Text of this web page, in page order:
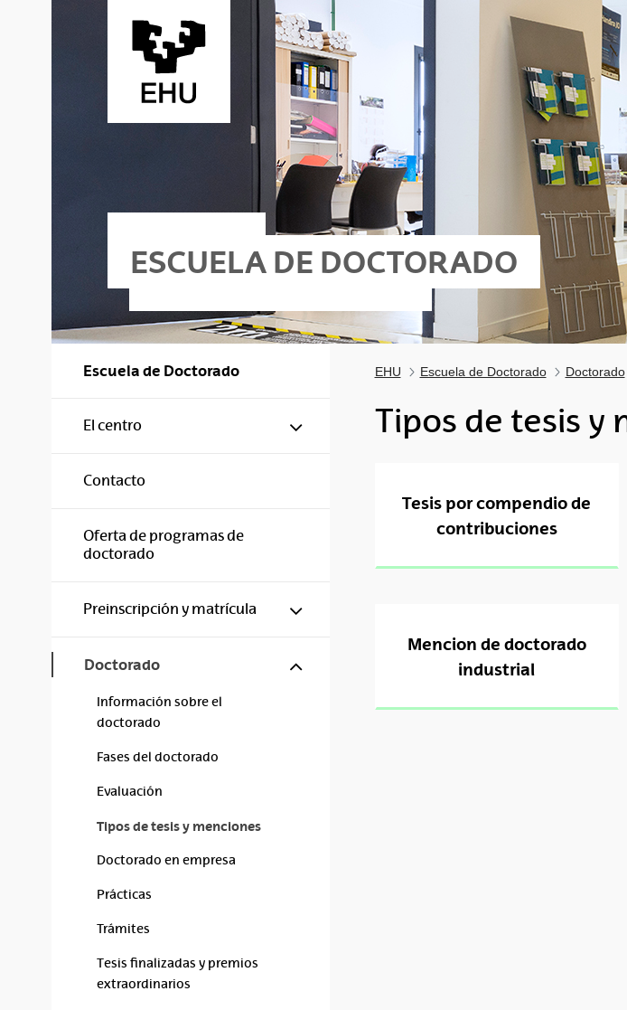
ESCUELA DE DOCTORADO
Escuela de Doctorado
El centro Mostrar/ocultar subpáginas
Contacto
Oferta de programas de
doctorado
Preinscripción y matrícula Mostrar/ocultar subpáginas
Doctorado Mostrar/ocultar subpáginas
Información sobre el
doctorado
Fases del doctorado
Evaluación
Tipos de tesis y menciones
Doctorado en empresa
Prácticas
Trámites
Tesis finalizadas y premios
extraordinarios
EHU Escuela de Doctorado Doctorado
Tipos de tesis y
Tesis por compendio de
contribuciones
Mencion de doctorado
industrial